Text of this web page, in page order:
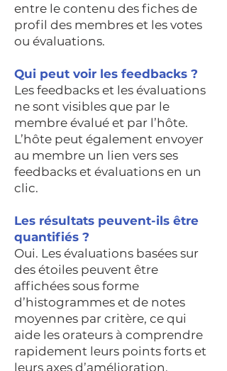
entre le contenu des fiches de
profil des membres et les votes
ou évaluations.
Qui peut voir les feedbacks ?
Les feedbacks et les évaluations
ne sont visibles que par le
membre évalué et par l’hôte.
L’hôte peut également envoyer
au membre un lien vers ses
feedbacks et évaluations en un
clic.
Les résultats peuvent-ils être
quantifiés ?
Oui. Les évaluations basées sur
des étoiles peuvent être
affichées sous forme
d’histogrammes et de notes
moyennes par critère, ce qui
aide les orateurs à comprendre
rapidement leurs points forts et
leurs axes d’amélioration.